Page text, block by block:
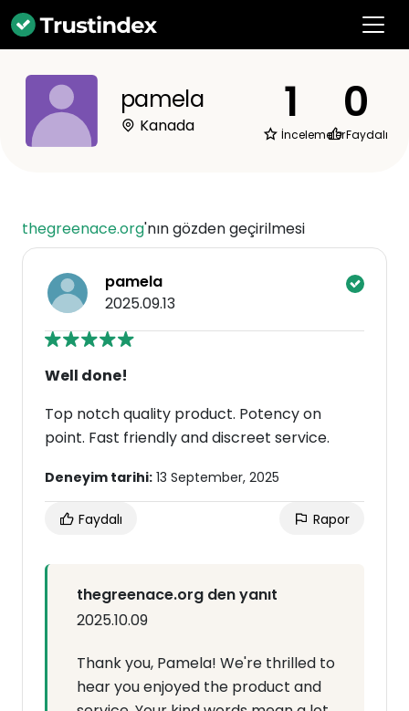
pamela
Kanada 1
İncelemeler
0
Faydalı
thegreenace.org'nın gözden geçirilmesi
pamela
2025.09.13
Well done!
Top notch quality product. Potency on
point. Fast friendly and discreet service.
Deneyim tarihi: 13 September, 2025
Faydalı Rapor
thegreenace.org den yanıt
2025.10.09
Thank you, Pamela! We're thrilled to
hear you enjoyed the product and